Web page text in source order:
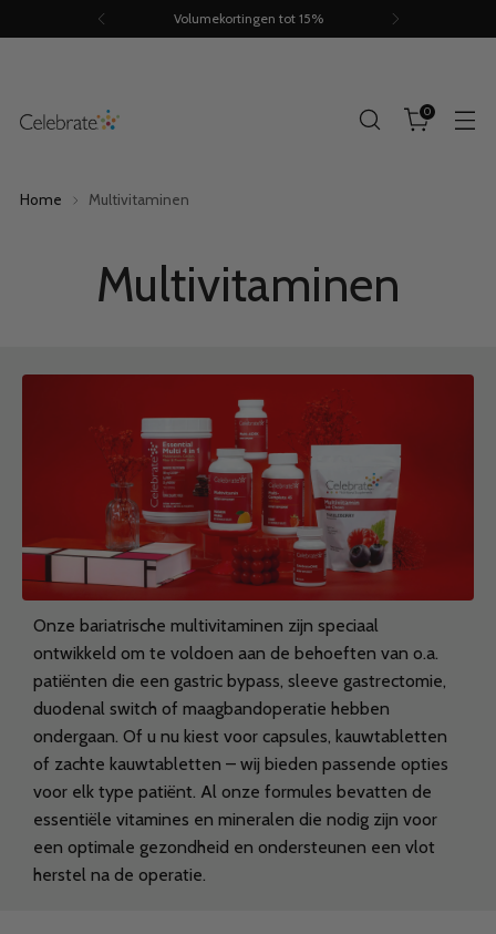
Volumekortingen tot 15%
0
Home Multivitaminen
Multivitaminen
Onze bariatrische multivitaminen zijn speciaal
ontwikkeld om te voldoen aan de behoeften van o.a.
patiënten die een gastric bypass, sleeve gastrectomie,
duodenal switch of maagbandoperatie hebben
ondergaan. Of u nu kiest voor capsules, kauwtabletten
of zachte kauwtabletten – wij bieden passende opties
voor elk type patiënt. Al onze formules bevatten de
essentiële vitamines en mineralen die nodig zijn voor
een optimale gezondheid en ondersteunen een vlot
herstel na de operatie.